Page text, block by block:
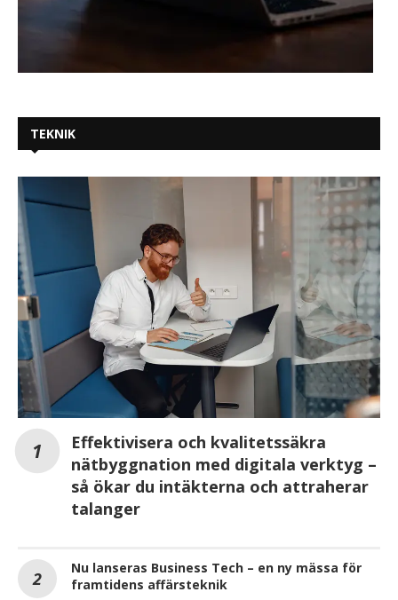
TEKNIK
Effektivisera och kvalitetssäkra
nätbyggnation med digitala verktyg –
så ökar du intäkterna och attraherar
talanger
Nu lanseras Business Tech – en ny mässa för
framtidens affärsteknik